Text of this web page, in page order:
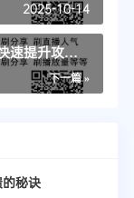
2025-10-14
速提升攻略
下一篇 »
秘诀